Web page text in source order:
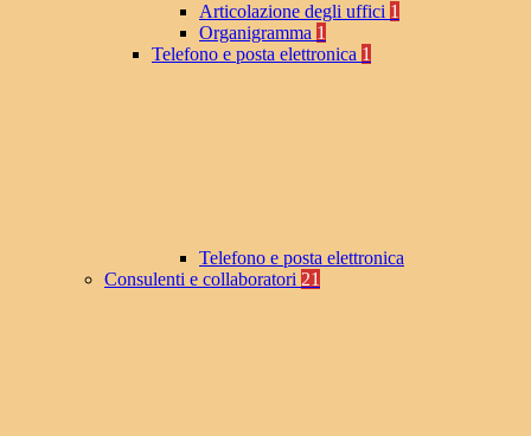
Articolazione degli uffici 1
Organigramma 1
Telefono e posta elettronica 1
Telefono e posta elettronica
Consulenti e collaboratori 21